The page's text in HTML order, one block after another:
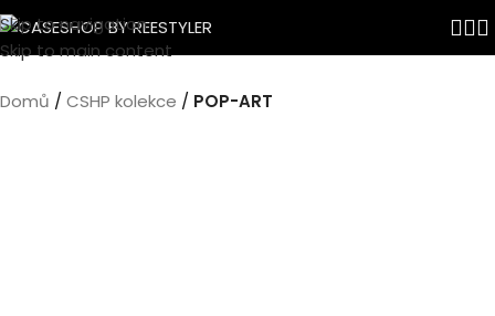
Skip to navigation
Skip to main content
Domů CSHP kolekce POP-ART